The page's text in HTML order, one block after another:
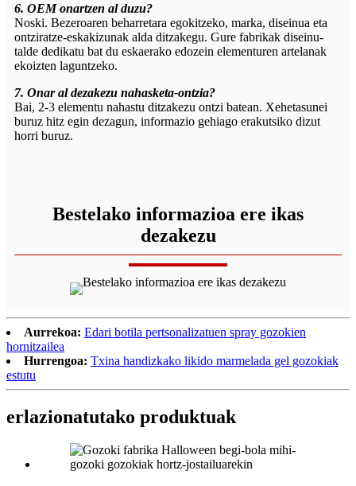
6. OEM onartzen al duzu?
Noski. Bezeroaren beharretara egokitzeko, marka, diseinua eta
ontziratze-eskakizunak alda ditzakegu. Gure fabrikak diseinu-
talde dedikatu bat du eskaerako edozein elementuren artelanak
ekoizten laguntzeko.
7. Onar al dezakezu nahasketa-ontzia?
Bai, 2-3 elementu nahastu ditzakezu ontzi batean. Xehetasunei
buruz hitz egin dezagun, informazio gehiago erakutsiko dizut
horri buruz.
Bestelako informazioa ere ikas
dezakezu
Aurrekoa: Edari botila pertsonalizatuen spray gozokien
hornitzailea
Hurrengoa: Txina handizkako likido marmelada gel gozokiak
estutu
erlazionatutako produktuak